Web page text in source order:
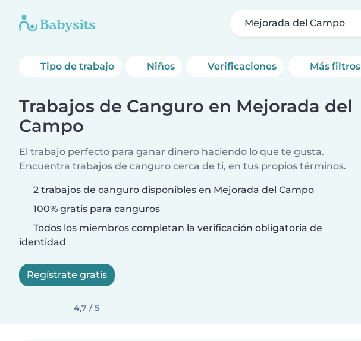
Mejorada del Campo
Tipo de trabajo Niños Verificaciones Más filtros
Trabajos de Canguro en Mejorada del
Campo
El trabajo perfecto para ganar dinero haciendo lo que te gusta.
Encuentra trabajos de canguro cerca de ti, en tus propios términos.
2 trabajos de canguro disponibles en Mejorada del Campo
100% gratis para canguros
Todos los miembros completan la verificación obligatoria de
identidad
Regístrate gratis
4,7 / 5